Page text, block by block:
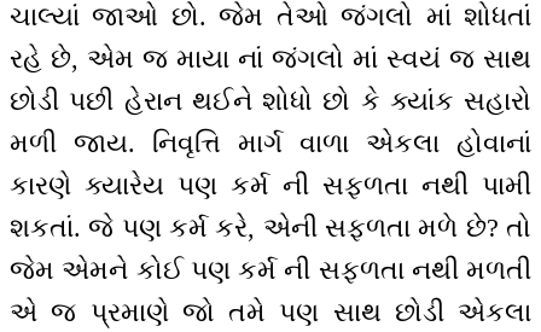
ચાલ્યાં જાઓ છો. જેમ તેઓ જંગલો માં શોધતાં
રહે છે, એમ જ માયા નાં જંગલો માં સ્વયં જ સાથ
છોડી પછી હેરાન થઈને શોધો છો કે ક્યાંક સહારો
મળી જાય. નિવૃત્તિ માર્ગ વાળા એકલા હોવાનાં
કારણે ક્યારેય પણ કર્મ ની સફળતા નથી પામી
શકતાં. જે પણ કર્મ કરે, એની સફળતા મળે છે? તો
જેમ એમને કોઈ પણ કર્મ ની સફળતા નથી મળતી
એ જ પ્રમાણે જો તમે પણ સાથ છોડી એકલા